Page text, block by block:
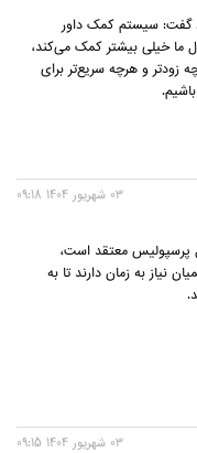
گفت: سیستم کمک داور
ما خیلی بیشتر کمک می‌کند،
زودتر و هرچه سریع‌تر برای
03 شهريور 1404 09:18
پرسپولیس معتقد است،
نیاز به زمان دارند تا به
03 شهريور 1404 09:15